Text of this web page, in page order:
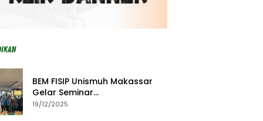
BEM FISIP Unismuh Makassar
Gelar Seminar
Keperempuanan, Bahas
19/12/2025